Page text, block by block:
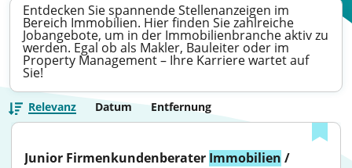
Entdecken Sie spannende Stellenanzeigen im
Bereich Immobilien. Hier finden Sie zahlreiche
Jobangebote, um in der Immobilienbranche aktiv zu
werden. Egal ob als Makler, Bauleiter oder im
Property Management – Ihre Karriere wartet auf
Sie!
Relevanz Datum Entfernung
Junior Firmenkundenberater Immobilien /